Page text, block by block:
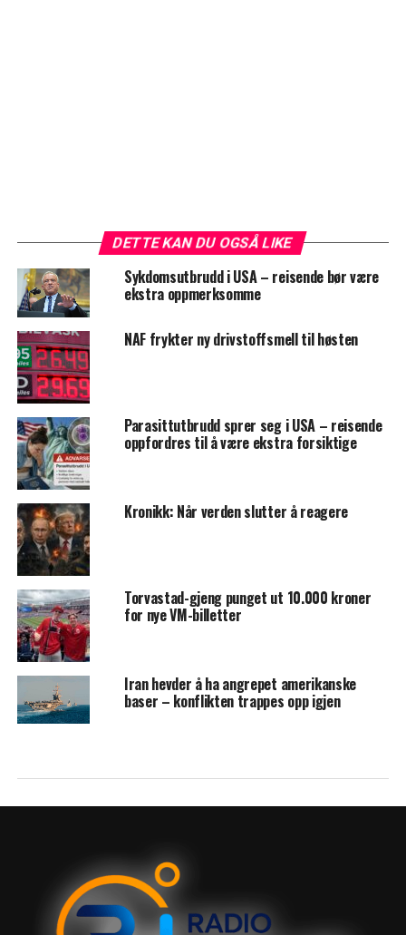
DETTE KAN DU OGSÅ LIKE
Sykdomsutbrudd i USA – reisende bør være
ekstra oppmerksomme
NAF frykter ny drivstoffsmell til høsten
Parasittutbrudd sprer seg i USA – reisende
oppfordres til å være ekstra forsiktige
Kronikk: Når verden slutter å reagere
Torvastad-gjeng punget ut 10.000 kroner
for nye VM-billetter
Iran hevder å ha angrepet amerikanske
baser – konflikten trappes opp igjen